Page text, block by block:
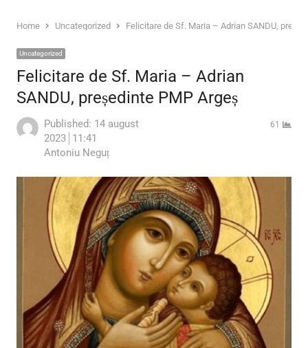
Home Uncategorized Felicitare de Sf. Maria – Adrian SANDU,
Uncategorized
Felicitare de Sf. Maria – Adrian
SANDU, președinte PMP Argeș
Published: 14 august
2023 11:41
Author
Antoniu Neguț
61